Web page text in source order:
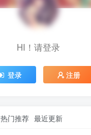
HI！请登录
登录 注册
热门推荐 最近更新